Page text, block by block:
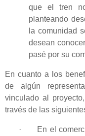
que el tren
planteando
la comunidad
desean
pasé por su
En cuanto a los
de algún
vinculado al
través de las
·
En el